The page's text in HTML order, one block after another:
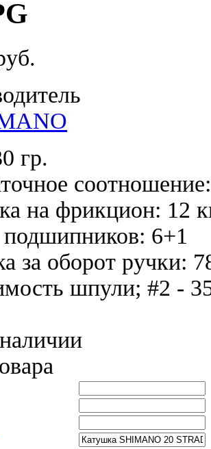
гр.
на фрикцион: 12
6+1
за оборот ручки:
шпули; #2 -